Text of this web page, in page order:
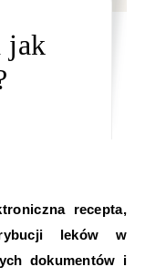
jak
recepta,
leków w
dokumentów i